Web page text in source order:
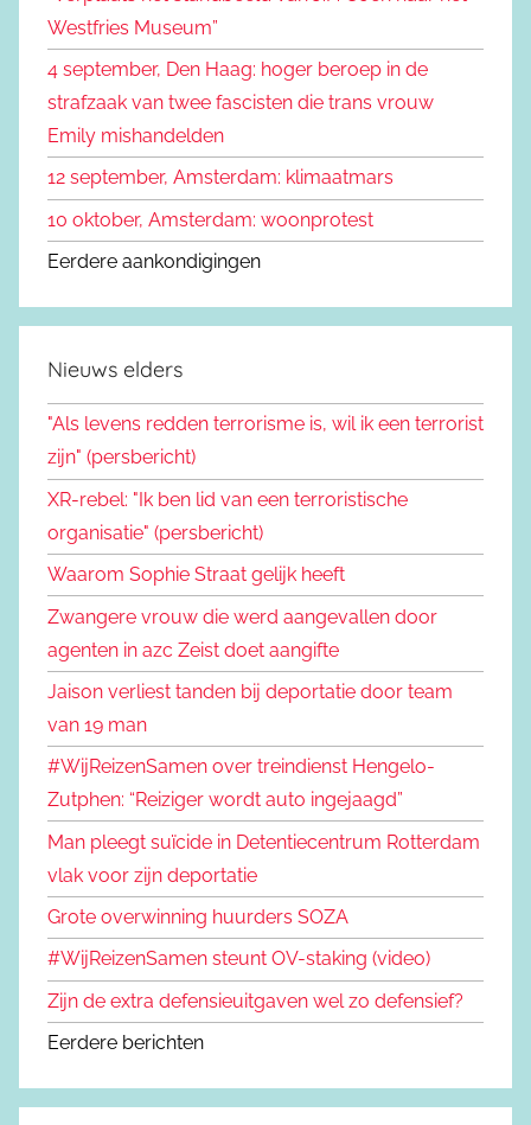
r
:
Westfries Museum”
4 september, Den Haag: hoger beroep in de
strafzaak van twee fascisten die trans vrouw
Emily mishandelden
12 september, Amsterdam: klimaatmars
10 oktober, Amsterdam: woonprotest
Eerdere aankondigingen
Nieuws elders
"Als levens redden terrorisme is, wil ik een terrorist
zijn" (persbericht)
XR-rebel: "Ik ben lid van een terroristische
organisatie" (persbericht)
Waarom Sophie Straat gelijk heeft
Zwangere vrouw die werd aangevallen door
agenten in azc Zeist doet aangifte
Jaison verliest tanden bij deportatie door team
van 19 man
#WijReizenSamen over treindienst Hengelo-
Zutphen: “Reiziger wordt auto ingejaagd”
Man pleegt suïcide in Detentiecentrum Rotterdam
vlak voor zijn deportatie
Grote overwinning huurders SOZA
#WijReizenSamen steunt OV-staking (video)
Zijn de extra defensieuitgaven wel zo defensief?
Eerdere berichten